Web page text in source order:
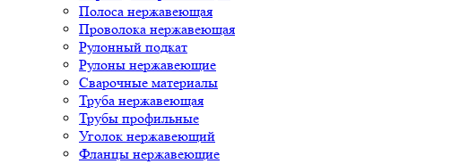
Полоса нержавеющая
Проволока нержавеющая
Рулонный подкат
Рулоны нержавеющие
Сварочные материалы
Труба нержавеющая
Трубы профильные
Уголок нержавеющий
Фланцы нержавеющие